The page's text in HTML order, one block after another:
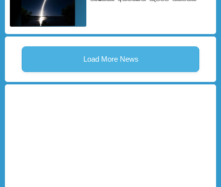
Load More News